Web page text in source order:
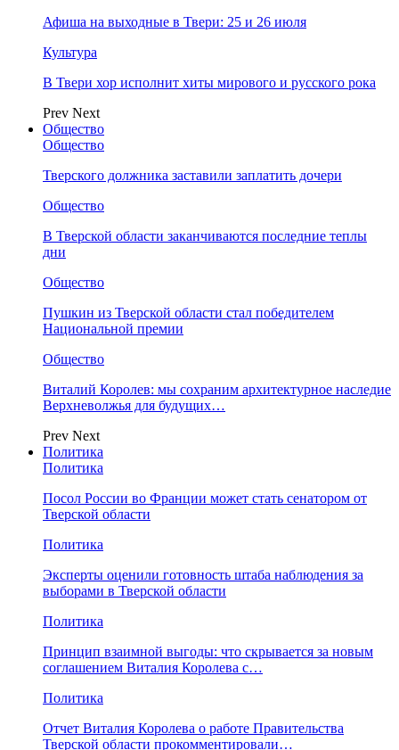
Афиша на выходные в Твери: 25 и 26 июля
Культура
В Твери хор исполнит хиты мирового и русского рока
Prev Next
Общество
Общество
Тверского должника заставили заплатить дочери
Общество
В Тверской области заканчиваются последние теплы
дни
Общество
Пушкин из Тверской области стал победителем
Национальной премии
Общество
Виталий Королев: мы сохраним архитектурное наследие
Верхневолжья для будущих…
Prev Next
Политика
Политика
Посол России во Франции может стать сенатором от
Тверской области
Политика
Эксперты оценили готовность штаба наблюдения за
выборами в Тверской области
Политика
Принцип взаимной выгоды: что скрывается за новым
соглашением Виталия Королева с…
Политика
Отчет Виталия Королева о работе Правительства
Тверской области прокомментировали…